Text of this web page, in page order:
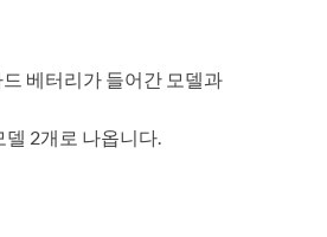
베터리가 들어간 모델과
델 2개로 나옵니다.